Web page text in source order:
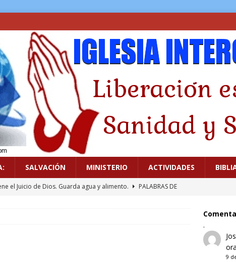
SALVACIÓN MINISTERIO ACTIVIDADES
el Juicio de Dios. Guarda agua y alimento.
PALABRAS DE
.
9